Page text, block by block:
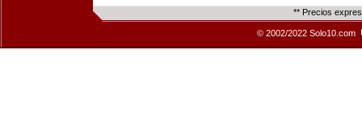
** Precios
© 2002/2022 Solo10.com